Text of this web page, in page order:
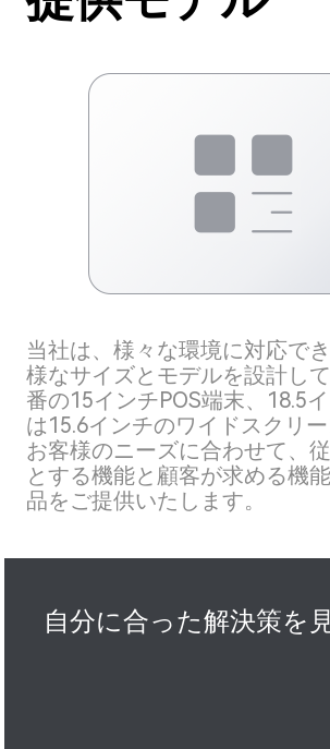
当社は、様々な環境に対応で
様なサイズとモデルを設計し
番の15インチPOS端末、18.5
は15.6インチのワイドスクリー
お客様のニーズに合わせて、
とする機能と顧客が求める機
品をご提供いたします。
自分に合った解決策を